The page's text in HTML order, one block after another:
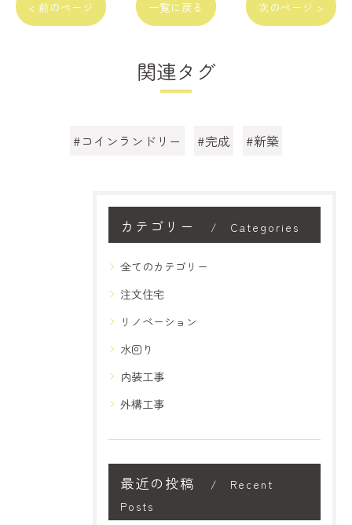
< 前のページ 一覧に戻る 次のページ >
関連タグ
#コインランドリー #完成 #新築
カテゴリー Categories
全てのカテゴリー
注文住宅
リノベーション
水回り
内装工事
外構工事
最近の投稿
Recent
Posts